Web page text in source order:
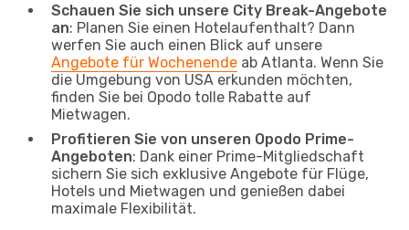
Schauen Sie sich unsere City Break-Angebote
an: Planen Sie einen Hotelaufenthalt? Dann
werfen Sie auch einen Blick auf unsere
Angebote für Wochenende ab Atlanta. Wenn Sie
die Umgebung von USA erkunden möchten,
finden Sie bei Opodo tolle Rabatte auf
Mietwagen.
Profitieren Sie von unseren Opodo Prime-
Angeboten: Dank einer Prime-Mitgliedschaft
sichern Sie sich exklusive Angebote für Flüge,
Hotels und Mietwagen und genießen dabei
maximale Flexibilität.